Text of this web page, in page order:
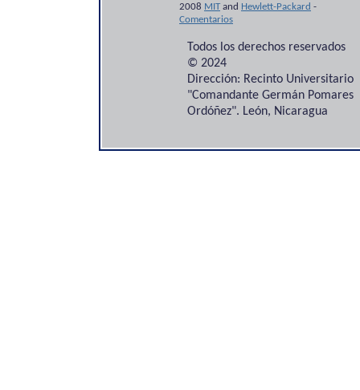
2008 MITand Hewlett-Packard -
Comentarios
Todos los derechos reservados
© 2024
Dirección: Recinto Universitario
"Comandante Germán Pomares
Ordóñez". León, Nicaragua